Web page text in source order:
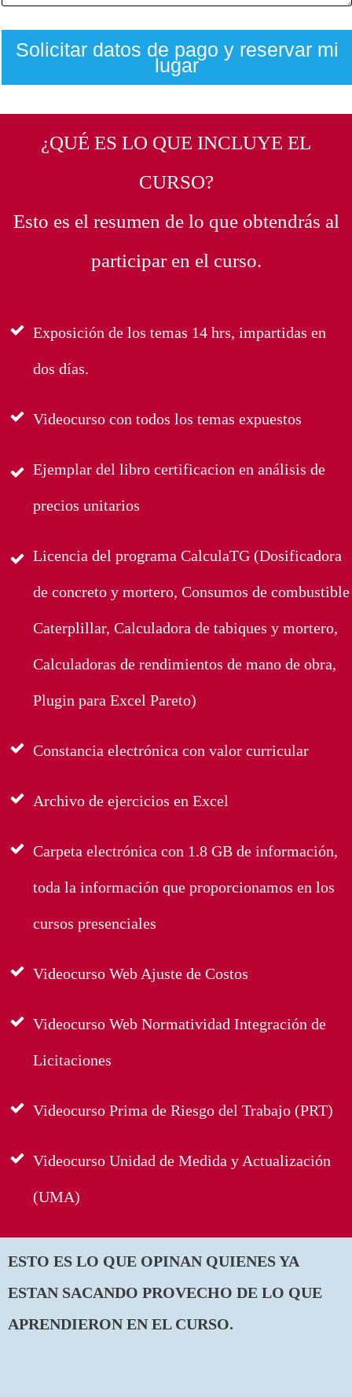
Solicitar datos de pago y reservar mi
lugar
¿QUÉ ES LO QUE INCLUYE EL
CURSO?
Esto es el resumen de lo que obtendrás al
participar en el curso.
Exposición de los temas 14 hrs, impartidas en
dos días.
Videocurso con todos los temas expuestos
Ejemplar del libro certificacion en análisis de
precios unitarios
Licencia del programa CalculaTG (Dosificadora
de concreto y mortero, Consumos de combustible
Caterplillar, Calculadora de tabiques y mortero,
Calculadoras de rendimientos de mano de obra,
Plugin para Excel Pareto)
Constancia electrónica con valor curricular
Archivo de ejercicios en Excel
Carpeta electrónica con 1.8 GB de información,
toda la información que proporcionamos en los
cursos presenciales
Videocurso Web Ajuste de Costos
Videocurso Web Normatividad Integración de
Licitaciones
Videocurso Prima de Riesgo del Trabajo (PRT)
Videocurso Unidad de Medida y Actualización
(UMA)
ESTO ES LO QUE OPINAN QUIENES YA
ESTAN SACANDO PROVECHO DE LO QUE
APRENDIERON EN EL CURSO.